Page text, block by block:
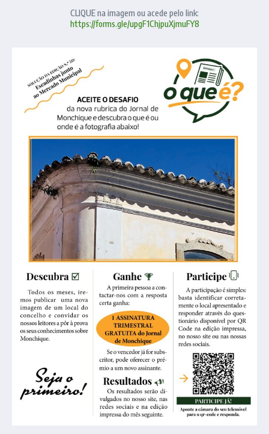
CLIQUE na imagem ou acede pelo link:
https://forms.gle/upgF1ChjpuXjmuFY8